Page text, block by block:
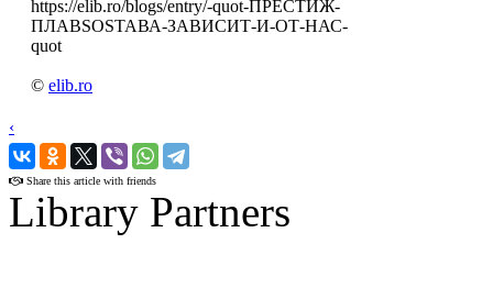
https://elib.ro/blogs/entry/-quot-ПРЕСТИЖ-
ПЛАВSOSТАВА-ЗАВИСИТ-И-ОТ-НАС-
quot
© elib.ro
‹
›
Share this article with friends
Library Partners